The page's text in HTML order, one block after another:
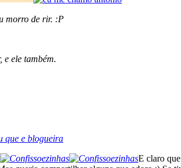
morro de rir. :P
e ele também.
E claro